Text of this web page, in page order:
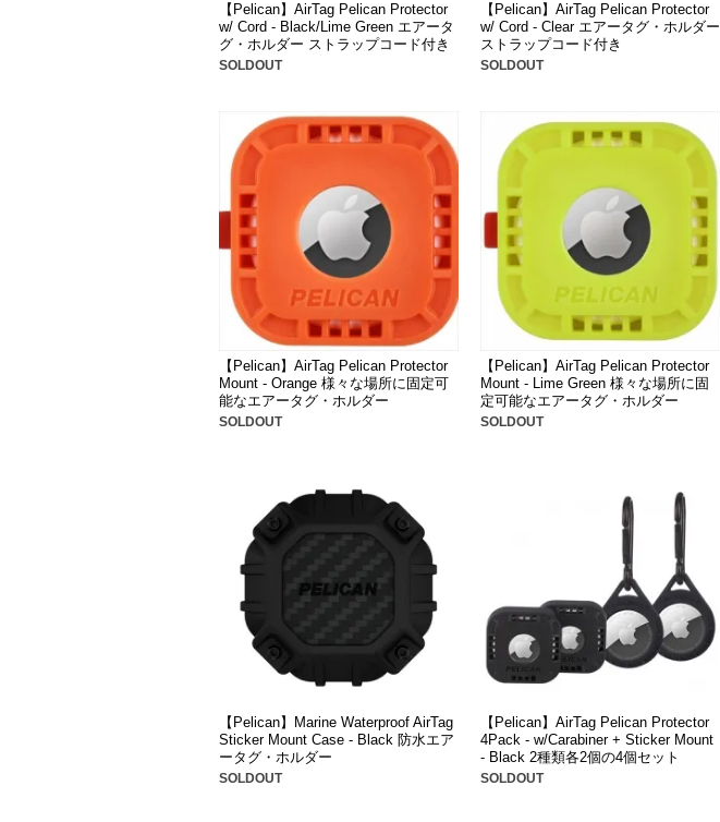
【Pelican】AirTag Pelican Protector
w/ Cord - Black/Lime Green エアータ
グ・ホルダー ストラップコード付き
SOLDOUT
【Pelican】AirTag Pelican Protector
w/ Cord - Clear エアータグ・ホルダー
ストラップコード付き
SOLDOUT
【Pelican】AirTag Pelican Protector
Mount - Orange 様々な場所に固定可
能なエアータグ・ホルダー
SOLDOUT
【Pelican】AirTag Pelican Protector
Mount - Lime Green 様々な場所に固
定可能なエアータグ・ホルダー
SOLDOUT
【Pelican】Marine Waterproof AirTag
Sticker Mount Case - Black 防水エア
ータグ・ホルダー
SOLDOUT
【Pelican】AirTag Pelican Protector
4Pack - w/Carabiner + Sticker Mount
- Black 2種類各2個の4個セット
SOLDOUT